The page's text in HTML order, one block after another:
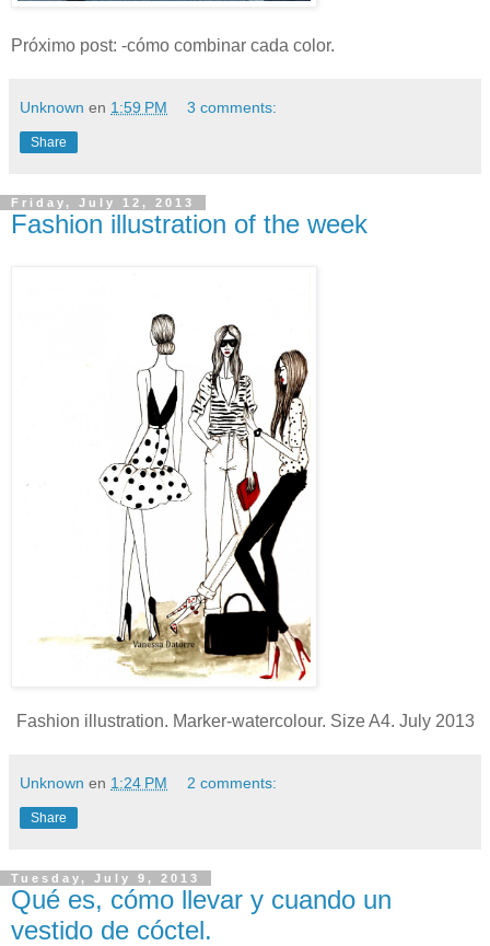
Próximo post: -cómo combinar cada color.
Unknown en 1:59 PM 3 comments:
Share
Friday, July 12, 2013
Fashion illustration of the week
Fashion illustration. Marker-watercolour. Size A4. July 2013
Unknown en 1:24 PM 2 comments:
Share
Tuesday, July 9, 2013
Qué es, cómo llevar y cuando un
vestido de cóctel.